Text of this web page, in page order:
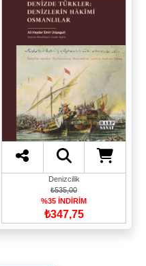
Denizcilik
₺535,00
%35 İNDİRİM
₺347,75